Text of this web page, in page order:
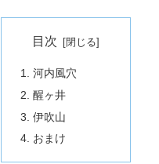
目次
河内風穴
醒ヶ井
伊吹山
おまけ